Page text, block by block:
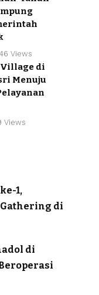
Views
di
Menuju
Views
1,
di
di